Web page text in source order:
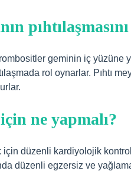
geminin iç yüzüne
rol oynarlar. Pıhtı
ne yapmalı?
için düzenli kardiyolojik
düzenli egzersiz ve